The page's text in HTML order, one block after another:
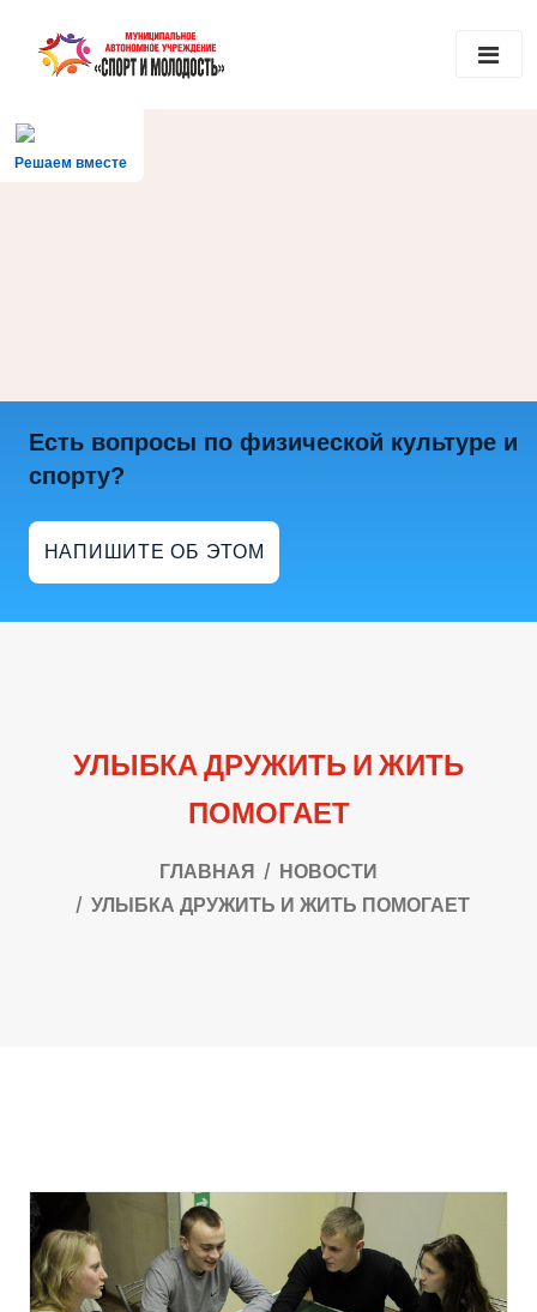
Решаем вместе
Есть вопросы по физической культуре и
спорту?
НАПИШИТЕ ОБ ЭТОМ
УЛЫБКА ДРУЖИТЬ И ЖИТЬ
ПОМОГАЕТ
ГЛАВНАЯ
НОВОСТИ
УЛЫБКА ДРУЖИТЬ И ЖИТЬ ПОМОГАЕТ